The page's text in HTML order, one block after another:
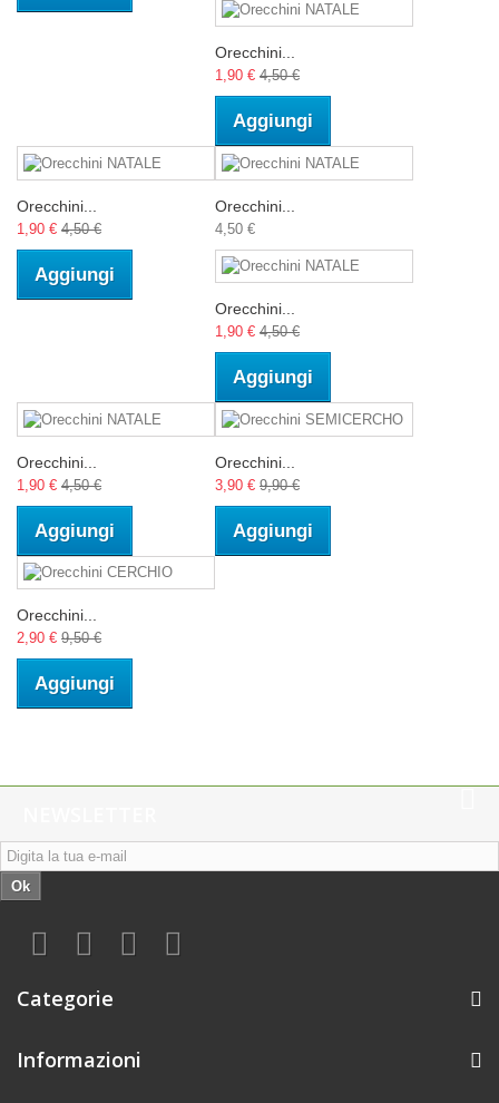
Orecchini...
1,90 € 4,50 €
Aggiungi
Orecchini...
1,90 € 4,50 €
Aggiungi
Orecchini...
4,50 €
Orecchini...
1,90 € 4,50 €
Aggiungi
Orecchini...
1,90 € 4,50 €
Aggiungi
Orecchini...
3,90 € 9,90 €
Aggiungi
Orecchini...
2,90 € 9,50 €
Aggiungi
Ok
Categorie
Informazioni